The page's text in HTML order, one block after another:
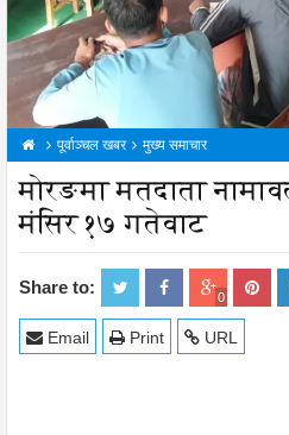
पूर्वाञ्चल खबर मुख्य समाचार
मोरङमा मतदाता
मंसिर १७ गतेवाट
Share to: 0
URL
Print
Email